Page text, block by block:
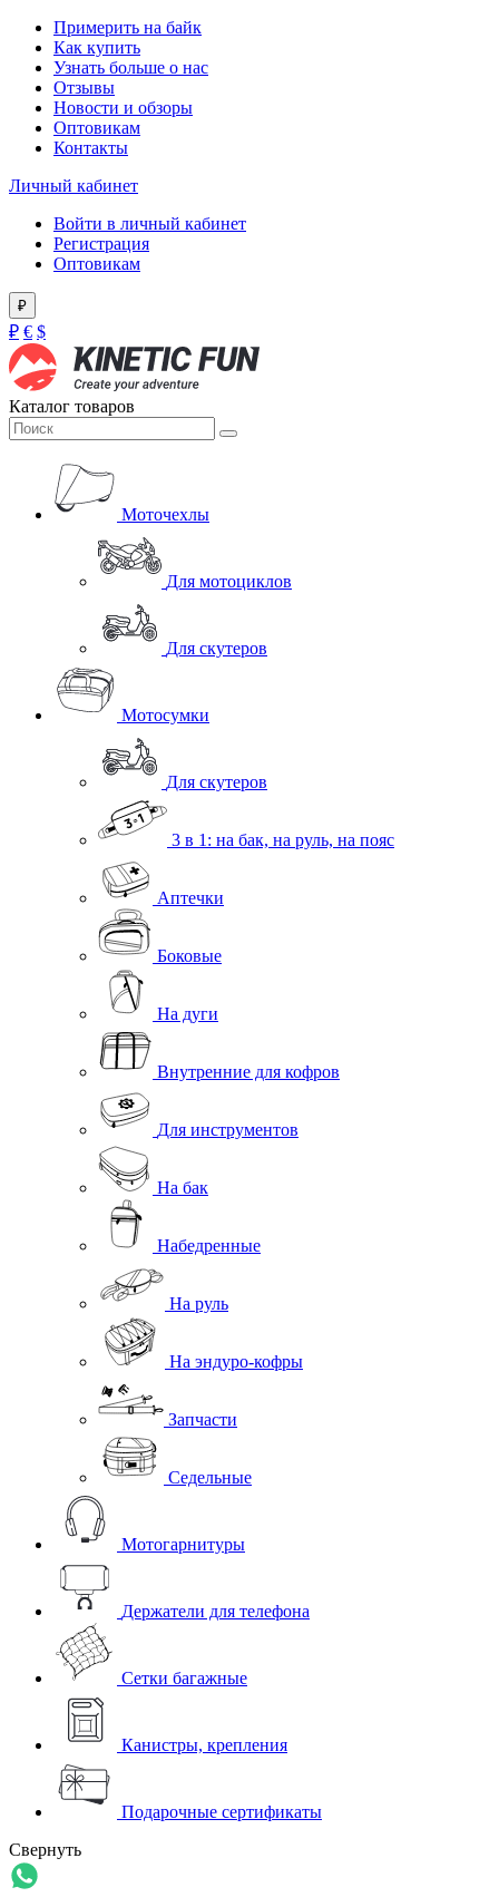
Примерить на байк
Как купить
Узнать больше о нас
Отзывы
Новости и обзоры
Оптовикам
Контакты
Личный кабинет
Войти в личный кабинет
Регистрация
Оптовикам
₽
₽ € $
Каталог товаров
Моточехлы
Для мотоциклов
Для скутеров
Мотосумки
Для скутеров
3 в 1: на бак, на руль, на пояс
Аптечки
Боковые
На дуги
Внутренние для кофров
Для инструментов
На бак
Набедренные
На руль
На эндуро-кофры
Запчасти
Седельные
Мотогарнитуры
Держатели для телефона
Сетки багажные
Канистры, крепления
Подарочные сертификаты
Свернуть